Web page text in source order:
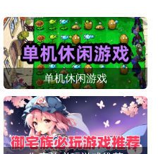
单机休闲游戏